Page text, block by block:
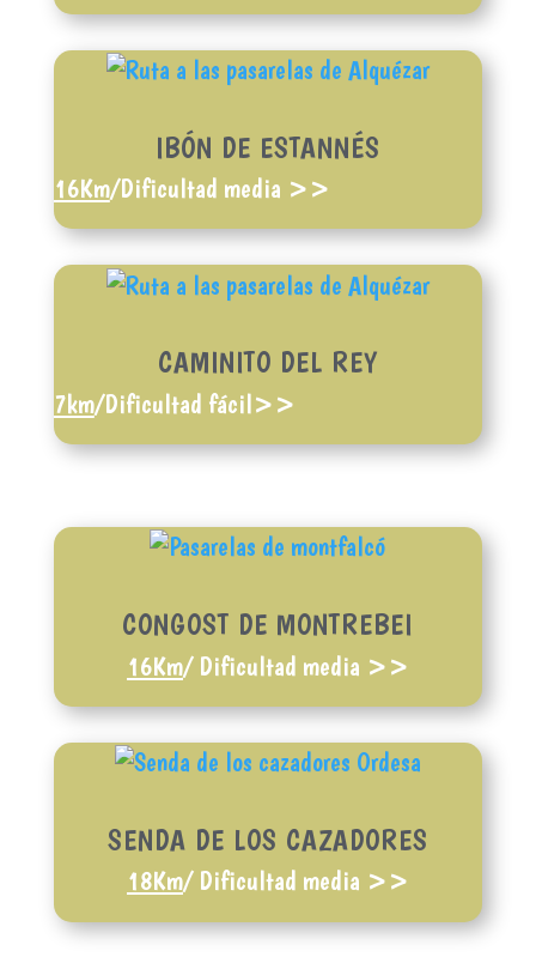
IBÓN DE ESTANNÉS
16Km/Dificultad media >>
CAMINITO DEL REY
7km/Dificultad fácil>>
CONGOST DE MONTREBEI
16Km/ Dificultad media >>
SENDA DE LOS CAZADORES
18Km/ Dificultad media >>